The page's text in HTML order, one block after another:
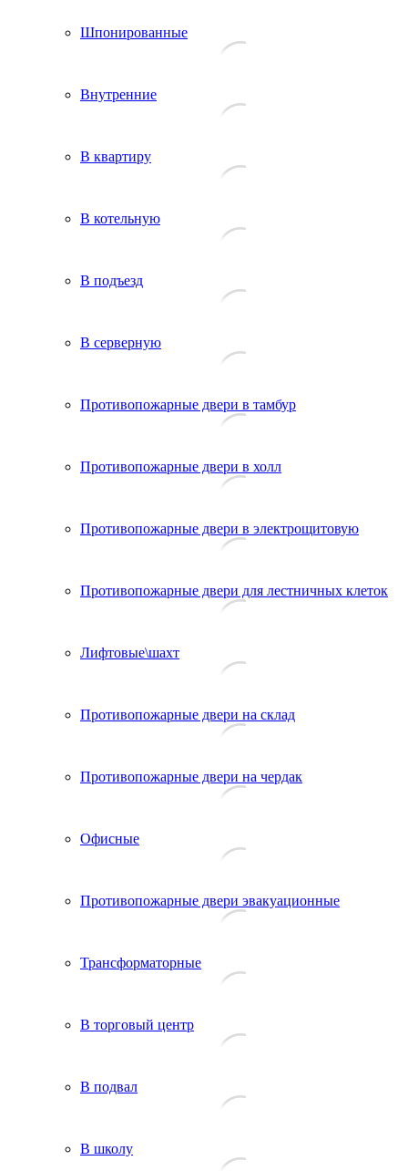
Шпонированные
Внутренние
В квартиру
В котельную
В подъезд
В серверную
Противопожарные двери в тамбур
Противопожарные двери в холл
Противопожарные двери в электрощитовую
Противопожарные двери для лестничных клеток
Лифтовые\шахт
Противопожарные двери на склад
Противопожарные двери на чердак
Офисные
Противопожарные двери эвакуационные
Трансформаторные
В торговый центр
В подвал
В школу